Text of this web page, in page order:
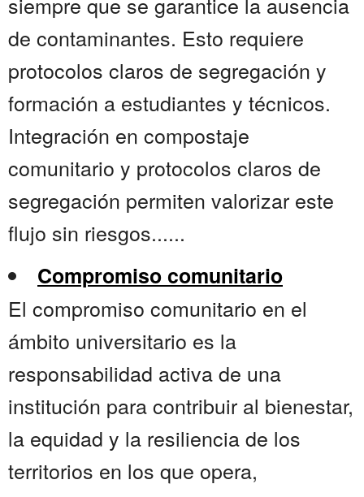
de contaminantes. Esto requiere
protocolos claros de segregación y
formación a estudiantes y técnicos.
Integración en compostaje
comunitario y protocolos claros de
segregación permiten valorizar este
flujo sin riesgos......
Compromiso comunitario
El compromiso comunitario en el
ámbito universitario es la
responsabilidad activa de una
institución para contribuir al bienestar,
la equidad y la resiliencia de los
territorios en los que opera,